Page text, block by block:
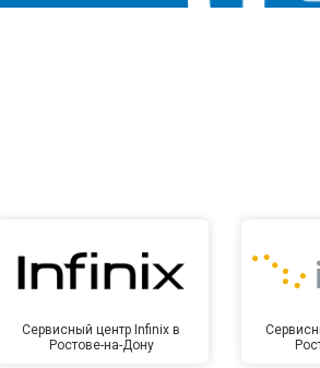
Сервисный центр Infinix в
Ростове-на-Дону